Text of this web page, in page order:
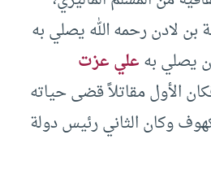
بن لادن رحمه الله يصلي به
يصلي بهعلي عزت
الأول مقاتلاً قضى حياته
وكان الثاني رئيس دولة